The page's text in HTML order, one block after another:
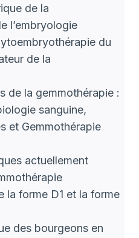
de la
l’embryologie
du
de la
de la gemmothérapie :
sanguine,
et Gemmothérapie
actuellement
la forme D1 et la forme
des bourgeons en